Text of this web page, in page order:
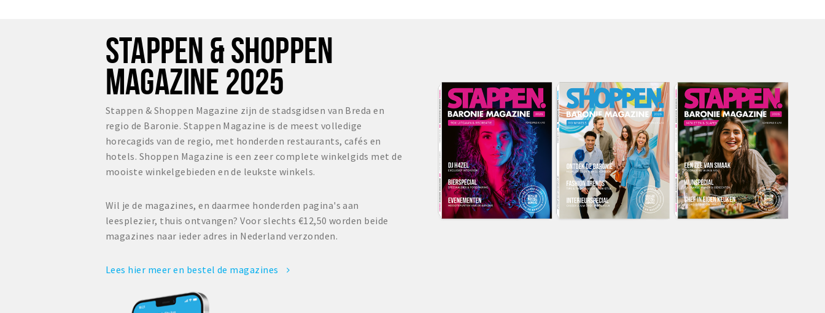
STAPPEN & SHOPPEN
MAGAZINE 2025
Stappen & Shoppen Magazine zijn de stadsgidsen van Breda en
regio de Baronie. Stappen Magazine is de meest volledige
horecagids van de regio, met honderden restaurants, cafés en
hotels. Shoppen Magazine is een zeer complete winkelgids met de
mooiste winkelgebieden en de leukste winkels.
Wil je de magazines, en daarmee honderden pagina's aan
leesplezier, thuis ontvangen? Voor slechts €12,50 worden beide
magazines naar ieder adres in Nederland verzonden.
Lees hier meer en bestel de magazines